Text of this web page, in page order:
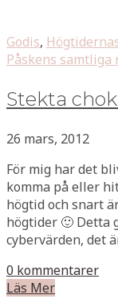
Godis,
Påskens samtliga
Stekta
26 mars, 2012
För mig har det
komma på eller
högtid och snart
högtider 🙂 Detta
cybervärden, det
0 kommentarer
Läs Mer